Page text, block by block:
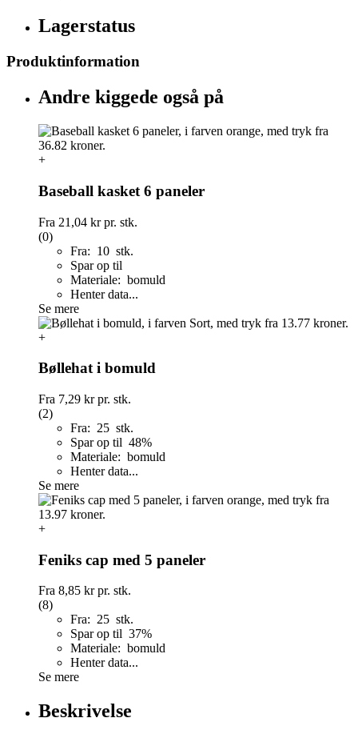
Lagerstatus
Produktinformation
Andre kiggede også på
+
Baseball kasket 6 paneler
Fra 21,04 krpr. stk.
(0)
Fra: 10 stk.
Spar op til
Materiale: bomuld
Henter data...
Se mere
+
Bøllehat i bomuld
Fra 7,29 krpr. stk.
(2)
Fra: 25 stk.
Spar op til 48%
Materiale: bomuld
Henter data...
Se mere
+
Feniks cap med 5 paneler
Fra 8,85 krpr. stk.
(8)
Fra: 25 stk.
Spar op til 37%
Materiale: bomuld
Henter data...
Se mere
Beskrivelse